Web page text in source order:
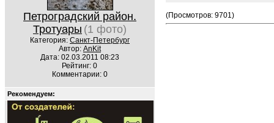
Петроградский район.
Тротуары (1 фото)
Категория: Санкт-Петербург
Автор: AnKit
Дата: 02.03.2011 08:23
Рейтинг: 0
Комментарии: 0
Рекомендуем:
(Просмотров: 9701)